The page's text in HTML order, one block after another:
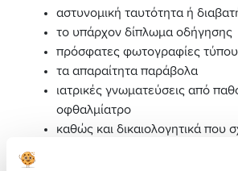
αστυνομική ταυτότητα ή
το υπάρχον δίπλωμα οδήγησης
πρόσφατες φωτογραφίες τύπου
τα απαραίτητα παράβολα
ιατρικές γνωματεύσεις από
οφθαλμίατρο
καθώς και δικαιολογητικά που